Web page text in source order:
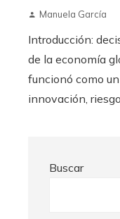
Manuela García
Introducción:
de la economía
funcionó como
innovación,
Buscar